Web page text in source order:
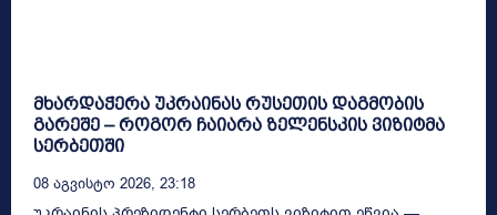
მხარდაჭერა უკრაინას რუსეთის დაგმობის
გარეშე – როგორ ჩაიარა ზელენსკის ვიზიტმა
სერბეთში
08 Აგვისტო 2026, 23:18